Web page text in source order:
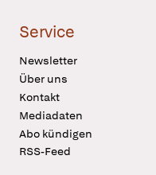
Service
Newsletter
Über uns
Kontakt
Mediadaten
Abo kündigen
RSS-Feed